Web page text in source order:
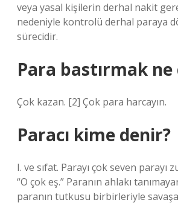
veya yasal kişilerin derhal nakit
nedeniyle kontrolü derhal paraya
sürecidir.
Para bastırmak ne
Çok kazan. [2] Çok para harcayın.
Paracı kime denir?
I. ve sıfat. Parayı çok seven parayı
“O çok eş.” Paranın ahlakı
paranın tutkusu birbirleriyle